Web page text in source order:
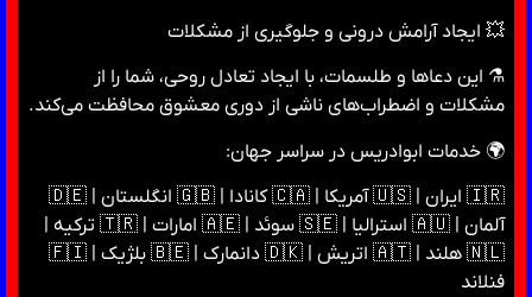
💥 ایجاد آرامش درونی و جلوگیری از مشکلات
⚗️ این دعاها و طلسمات، با ایجاد تعادل روحی، شما را از
مشکلات و اضطراب‌های ناشی از دوری معشوق محافظت می‌کند.
🌍 خدمات ابوادریس در سراسر جهان:
🇮🇷 ایران | 🇺🇸 آمریکا | 🇨🇦 کانادا | 🇬🇧 انگلستان | 🇩🇪
آلمان | 🇦🇺 استرالیا | 🇸🇪 سوئد | 🇦🇪 امارات | 🇹🇷 ترکیه |
🇳🇱 هلند | 🇦🇹 اتریش | 🇩🇰 دانمارک | 🇧🇪 بلژیک | 🇫🇮
فنلاند